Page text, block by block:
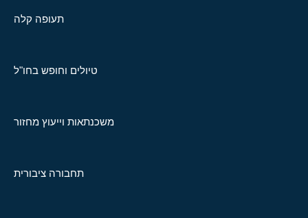
תעופה קלה
טיולים וחופש בחו"ל
משכנתאות וייעוץ מחזור
תחבורה ציבורית